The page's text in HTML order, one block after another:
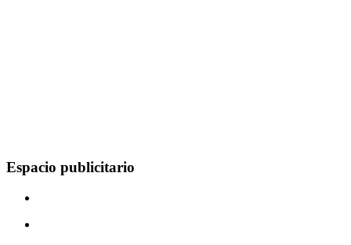
Espacio publicitario